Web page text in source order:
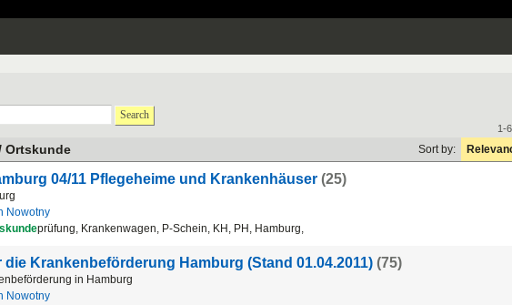
Search
1-
Ortskunde Sort by:
04/11 Pflegeheime und Krankenhäuser (25)
Nowotny
prüfung, Krankenwagen, P-Schein, KH, PH, Hamburg,
Krankenbeförderung Hamburg (Stand 01.04.2011) (75)
in Hamburg
Nowotny